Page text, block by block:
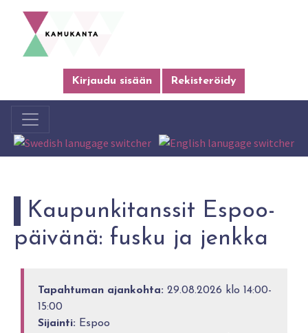
Kirjaudu sisään Rekisteröidy
Kaupunkitanssit Espoo-
päivänä: fusku ja jenkka
Tapahtuman ajankohta: 29.08.2026 klo 14:00-
15:00
Sijainti: Espoo